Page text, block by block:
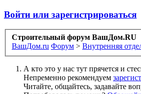
Войти или зарегистрироваться
Строительный форум ВашДом.RU
ВашДом.ru Форум > Внутренняя
А кто это у нас тут прячется и
Непременно рекомендуем
Читайте, общайтесь, задавайте